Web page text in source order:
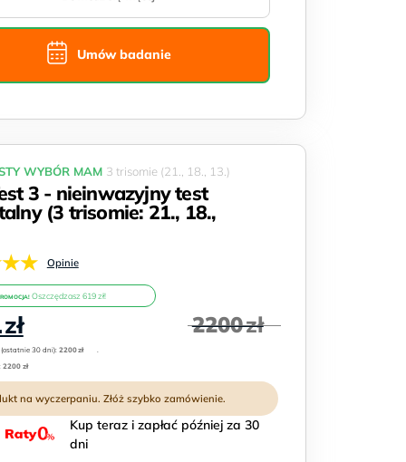
Umów badanie
WYBÓR MAM 3 trisomie (21., 18., 13.)
3 - nieinwazyjny test
(3 trisomie: 21., 18.,
Opinie
Oszczędzasz 619 zł!
2200zł
zł
wynosi:
30 dni):2200zł
2200 zł
Kup teraz i zapłać później za 30
dni